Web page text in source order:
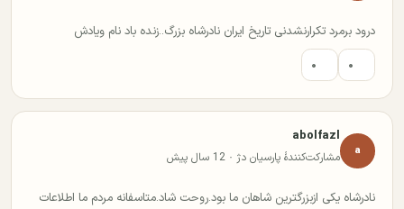
درود برمرد تکرارنشدنی تاریخ ایران نادرشاه بزرگ..زنده باد نام ویادش
۰ ۰
a
abolfazl
مشارکت‌کنندهٔ پارسیان دژ · 12 سال پیش
نادرشاه یکی ازبزرگترین شاهان ما بود.روحت شاد.متاسفانه مردم ما اطلاعات